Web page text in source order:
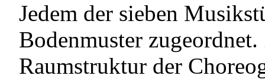
Jedem der sieben
Bodenmuster
Raumstruktur der